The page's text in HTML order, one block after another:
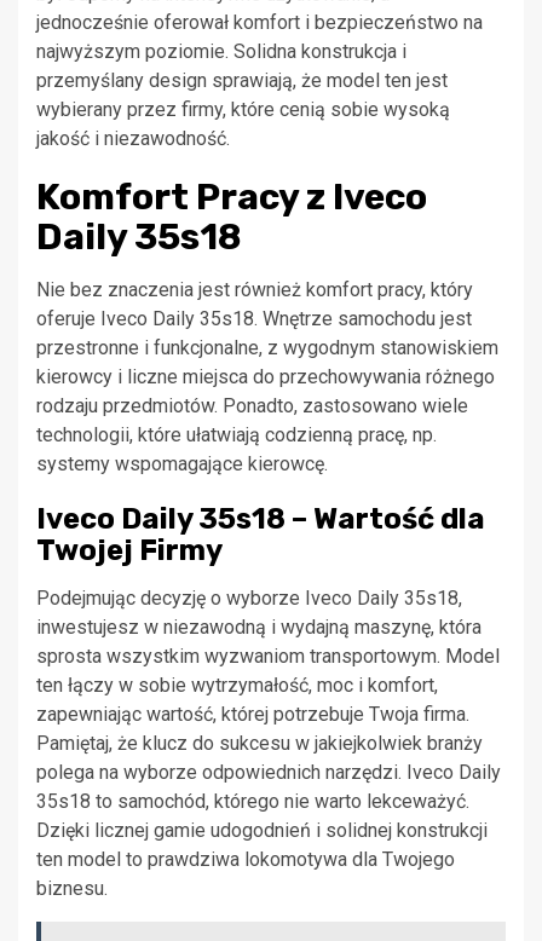
jednocześnie oferował komfort i bezpieczeństwo na
najwyższym poziomie. Solidna konstrukcja i
przemyślany design sprawiają, że model ten jest
wybierany przez firmy, które cenią sobie wysoką
jakość i niezawodność.
Komfort Pracy z Iveco
Daily 35s18
Nie bez znaczenia jest również komfort pracy, który
oferuje Iveco Daily 35s18. Wnętrze samochodu jest
przestronne i funkcjonalne, z wygodnym stanowiskiem
kierowcy i liczne miejsca do przechowywania różnego
rodzaju przedmiotów. Ponadto, zastosowano wiele
technologii, które ułatwiają codzienną pracę, np.
systemy wspomagające kierowcę.
Iveco Daily 35s18 – Wartość dla
Twojej Firmy
Podejmując decyzję o wyborze Iveco Daily 35s18,
inwestujesz w niezawodną i wydajną maszynę, która
sprosta wszystkim wyzwaniom transportowym. Model
ten łączy w sobie wytrzymałość, moc i komfort,
zapewniając wartość, której potrzebuje Twoja firma.
Pamiętaj, że klucz do sukcesu w jakiejkolwiek branży
polega na wyborze odpowiednich narzędzi. Iveco Daily
35s18 to samochód, którego nie warto lekceważyć.
Dzięki licznej gamie udogodnień i solidnej konstrukcji
ten model to prawdziwa lokomotywa dla Twojego
biznesu.